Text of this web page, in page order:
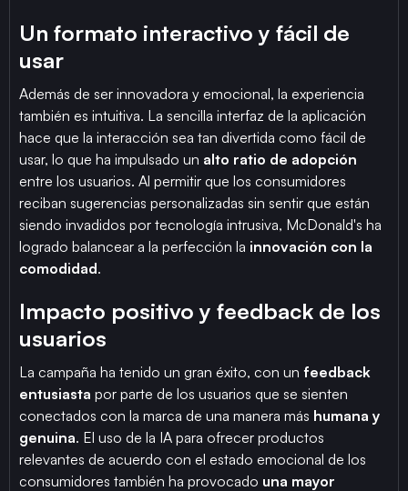
Un formato interactivo y fácil de
usar
Además de ser innovadora y emocional, la experiencia
también es intuitiva. La sencilla interfaz de la aplicación
hace que la interacción sea tan divertida como fácil de
usar, lo que ha impulsado un alto ratio de adopción
entre los usuarios. Al permitir que los consumidores
reciban sugerencias personalizadas sin sentir que están
siendo invadidos por tecnología intrusiva, McDonald's ha
logrado balancear a la perfección la innovación con la
comodidad.
Impacto positivo y feedback de los
usuarios
La campaña ha tenido un gran éxito, con un feedback
entusiasta por parte de los usuarios que se sienten
conectados con la marca de una manera más humana y
genuina. El uso de la IA para ofrecer productos
relevantes de acuerdo con el estado emocional de los
consumidores también ha provocado una mayor